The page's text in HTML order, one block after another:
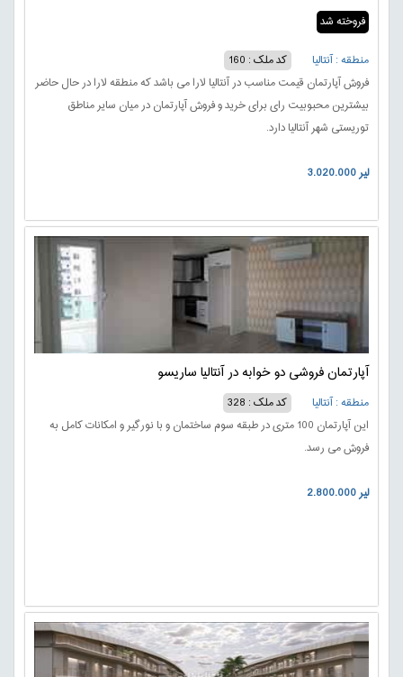
فروخته شد
منطقه : آنتالیا
کد ملک : 160
فروش آپارتمان قیمت مناسب در آنتالیا لارا می باشد که منطقه لارا در حال حاضر
بیشترین محبوبیت رای برای خرید و فروش آپارتمان در میان سایر مناطق
توریستی شهر آنتالیا دارد.
3.020.000 لیر
آپارتمان فروشی دو خوابه در آنتالیا ساریسو
منطقه : آنتالیا
کد ملک : 328
این آپارتمان 100 متری در طبقه سوم ساختمان و با نورگیر و امکانات کامل به
فروش می رسد.
2.800.000 لیر